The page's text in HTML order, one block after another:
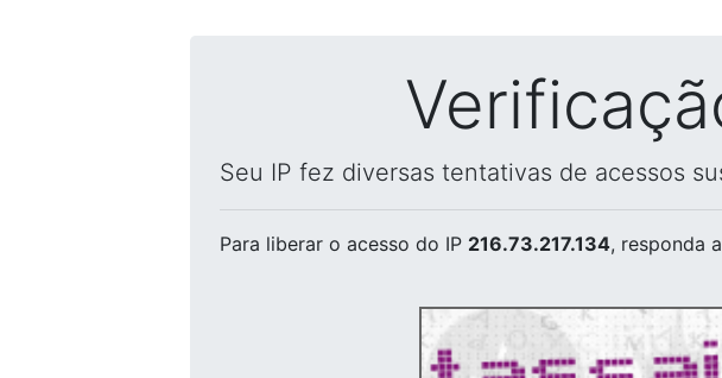
Seu IP fez diversas tentativas de acessos
Para liberar o acesso do IP 216.73.217.134, responda